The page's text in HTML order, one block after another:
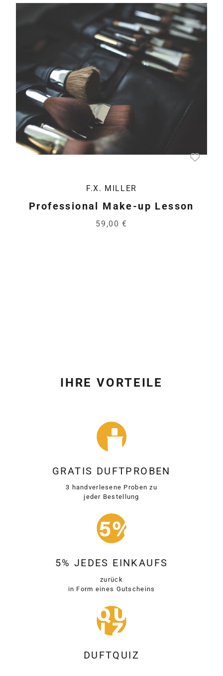
F.X. MILLER
Professional Make-up Lesson
59,00 €
IHRE VORTEILE
GRATIS DUFTPROBEN
3 handverlesene Proben zu
jeder Bestellung
5% JEDES EINKAUFS
zurück
in Form eines Gutscheins
DUFTQUIZ